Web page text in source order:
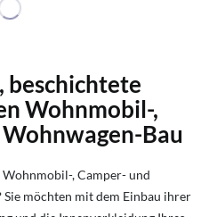
Wohnmobil-,
Bau
, Camper- und
möchten mit dem Einbau ihrer